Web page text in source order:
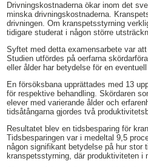
Drivningskostnaderna ökar inom det
minska drivningskostnaderna.
drivningen. Om kranspetsstyrning
tidigare studerat i någon större
Syftet med detta examensarbete var
Studien utfördes på oerfarna
eller ålder har betydelse för en eventuell
En försöksbana upprättades med 13
för respektive behandling. Skördaren
elever med varierande ålder och
tidsåtångarna gjordes två
Resultatet blev en tidsbesparing för
Tidsbesparingen var i medeltal 9,5
någon signifikant betydelse på hur stor
kranspetsstyrning, där produktiviteten i